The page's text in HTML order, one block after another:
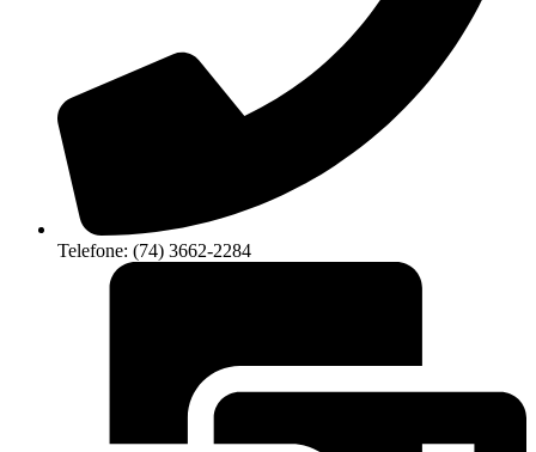
Telefone: (74) 3662-2284